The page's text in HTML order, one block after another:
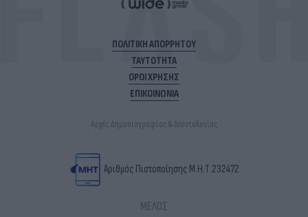
ΠΟΛΙΤΙΚΗ ΑΠΟΡΡΗΤΟΥ
ΤΑΥΤΟΤΗΤΑ
ΟΡΟΙ ΧΡΗΣΗΣ
ΕΠΙΚΟΙΝΩΝΙΑ
Αρχές Δημοσιογραφίας & Δεοντολογίας
Αριθμός Πιστοποίησης Μ.Η.Τ.232472
ΜΕΛΟΣ